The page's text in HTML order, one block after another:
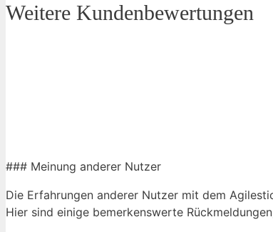
Weitere Kundenbewertungen
### Meinung anderer Nutzer
Die Erfahrungen anderer Nutzer mit dem
Hier sind einige bemerkenswerte